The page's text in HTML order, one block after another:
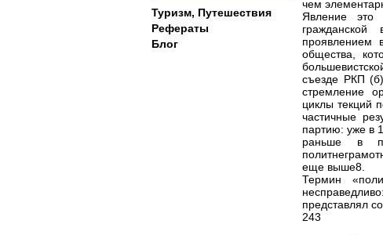
Туризм, Путешествия
Рефераты
Блог
чем
Явление
проявлением
общества,
съезде РКП
стремление
циклы текций
частичные
партию: уже в
раньше в
еще выше8.
Термин
представлял
243